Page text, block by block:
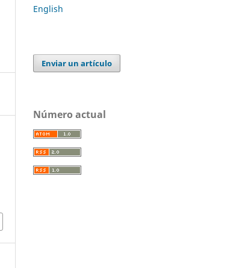
English
Enviar un artículo
Número actual